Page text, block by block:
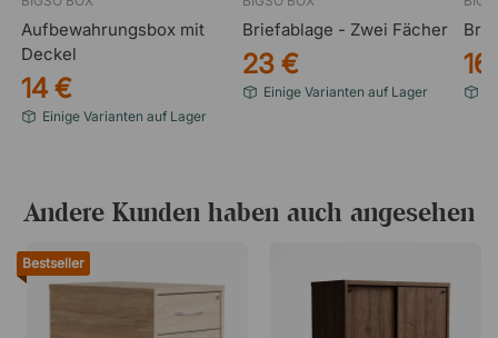
Aufbewahrungsbox mit
Deckel
14 €
Einige Varianten auf Lager
Briefablage - Zwei Fächer
23 €
Einige Varianten auf Lager
16
Andere Kunden haben auch angesehen
Bestseller